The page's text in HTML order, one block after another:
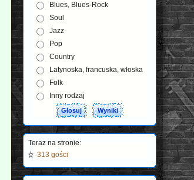
Blues, Blues-Rock
Soul
Jazz
Pop
Country
Latynoska, francuska, włoska
Folk
Inny rodzaj
Teraz na stronie:
313 gości